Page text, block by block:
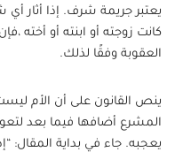
يعتبر جريمة شرف. إذا أثار
كانت زوجته أو ابنته أو أخته
العقوبة وفقًا لذلك.
ينص القانون على أن الأم
المشرع أضافها فيما بعد
يعجبه. جاء في بداية المقال: